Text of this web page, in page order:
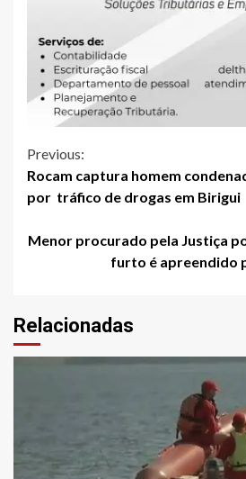
Continue
Reading
Previous:
Rocam captura homem
por tráfico de drogas em Birigui
Menor procurado pela Justiça
furto é apreendido
Relacionadas